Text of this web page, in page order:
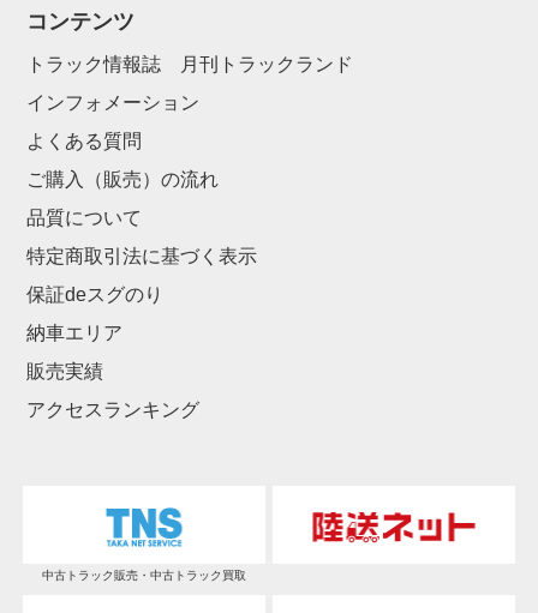
コンテンツ
トラック情報誌 月刊トラックランド
インフォメーション
よくある質問
ご購入（販売）の流れ
品質について
特定商取引法に基づく表示
保証deスグのり
納車エリア
販売実績
アクセスランキング
中古トラック販売・中古トラック買取